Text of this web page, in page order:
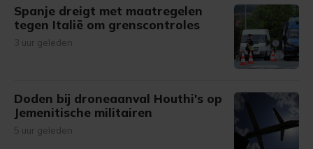
Spanje dreigt met maatregelen
tegen Italië om grenscontroles
3 uur geleden
Doden bij droneaanval Houthi's op
Jemenitische militairen
5 uur geleden